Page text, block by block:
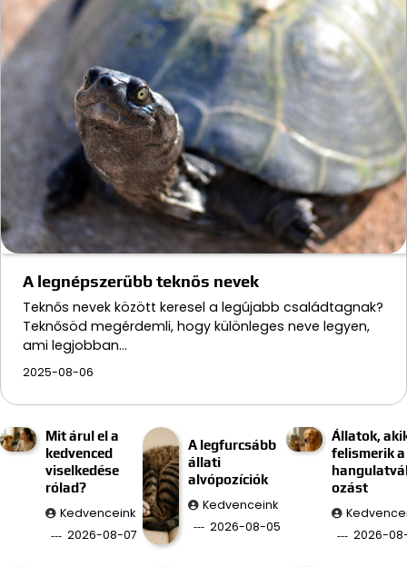
A legnépszerűbb teknős nevek
Teknős nevek között keresel a legújabb családtagnak?
Teknősöd megérdemli, hogy különleges neve legyen,
ami legjobban…
2025-08-06
Mit árul el a
kedvenced
viselkedése
rólad?
Kedvenceink
2026-08-07
A legfurcsább
állati
alvópozíciók
Kedvenceink
2026-08-05
Állatok,
felismerik a
ozást
2026-